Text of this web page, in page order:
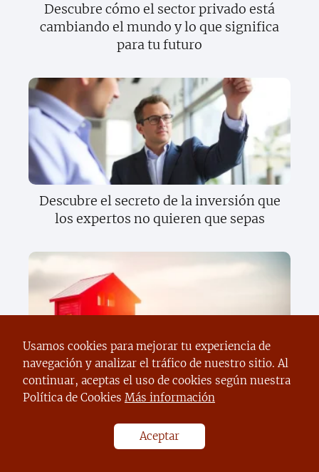
Descubre cómo el sector privado está
cambiando el mundo y lo que significa
para tu futuro
Descubre el secreto de la inversión que
los expertos no quieren que sepas
Descubre la verdad oculta sobre los
bonos que cambiará tu forma de
Usamos cookies para mejorar tu experiencia de
navegación y analizar el tráfico de nuestro sitio. Al
continuar, aceptas el uso de cookies según nuestra
Política de Cookies Más información
Aceptar